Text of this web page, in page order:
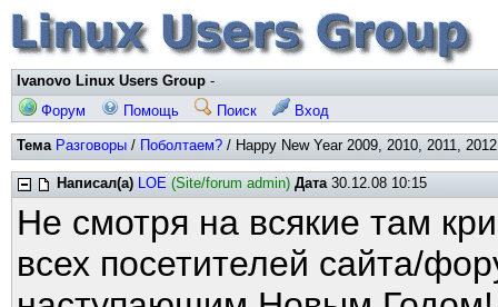
Ivanovo Linux Users Group -
Форум
Помощь Поиск Вход
Тема Разговоры / Поболтаем? / Happy New Year 2009, 2010, 2011,
Написал(а) LOE (Site/forum admin) Дата30.12.08 10:15
Не смотря на всякие там
всех посетителей сайта/